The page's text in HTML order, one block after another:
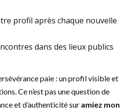
profil après chaque nouvelle
dans des lieux publics
paie : un profil visible et
Ce n’est pas une question de
et d’authenticité sur amiez mon